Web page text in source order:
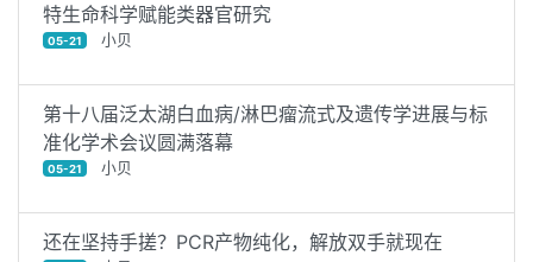
特生命科学赋能类器官研究
05-21 小贝
第十八届泛太湖白血病/淋巴瘤流式及遗传学进展与标
准化学术会议圆满落幕
05-21 小贝
还在坚持手搓？PCR产物纯化，解放双手就现在